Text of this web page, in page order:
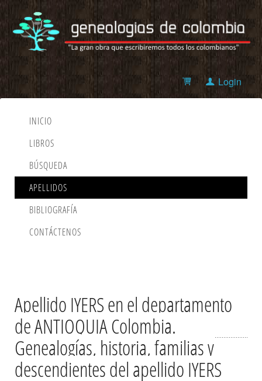
Login
INICIO
LIBROS
BÚSQUEDA
APELLIDOS
BIBLIOGRAFÍA
CONTÁCTENOS
Apellido IYERS en el departamento
de ANTIOQUIA Colombia.
Genealogías, historia, familias y
descendientes del apellido IYERS